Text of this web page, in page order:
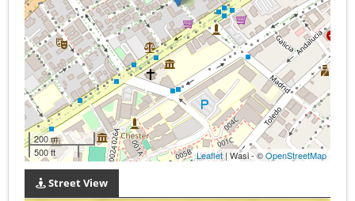
200 m
500 ft
Leaflet| Wasi - ©OpenStreetMap
Street View